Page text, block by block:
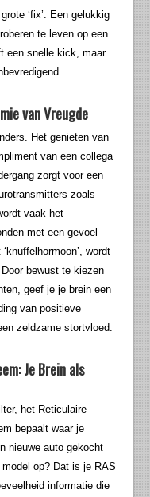
‘fix’. Een gelukkig
te leven op een
een snelle kick, maar
van Vreugde
Het genieten van
van een collega
zorgt voor een
zoals
vaak het
met een gevoel
wordt
bewust te kiezen
geef je je brein een
van positieve
zeldzame stortvloed.
Je Brein als
het Reticulaire
bepaalt waar je
nieuwe auto gekocht
op? Dat is je RAS
informatie die